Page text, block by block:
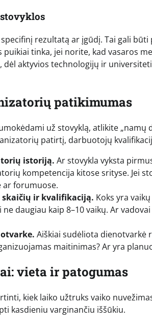
rezultatą ar įgūdį. Tai gali
puikiai tinka, jei norite, kad vasaros
dėl aktyvios technologijų ir
patikimumas
už stovyklą, atlikite
patirtį, darbuotojų
istoriją. Ar stovykla vyksta
kompetencija kitose srityse. Jei
ar forumuose.
ir kvalifikaciją. Koks yra
daugiau kaip 8–10 vaikų. Ar
Aiškiai sudėliota
maitinimas? Ar yra
vieta ir patogumas
kiek laiko užtruks vaiko
kasdieniu varginančiu iššūkiu.